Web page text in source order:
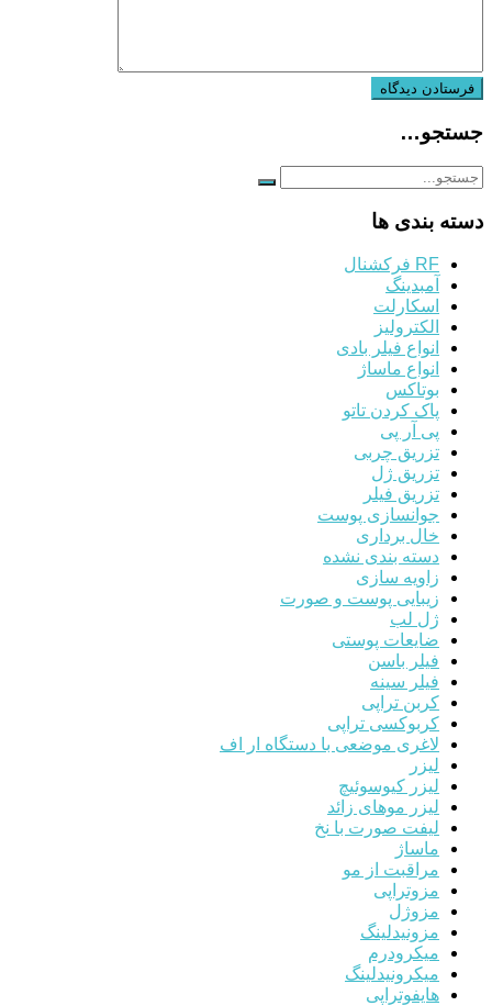
جستجو…
دسته بندی ها
RF فرکشنال
آمبدینگ
اسکارلت
الکترولیز
انواع فیلر بادی
انواع ماساژ
بوتاکس
پاک کردن تاتو
پی آر پی
تزریق چربی
تزریق ژل
تزریق فیلر
جوانسازی پوست
خال برداری
دسته بندی نشده
زاویه سازی
زیبایی پوست و صورت
ژل لب
ضایعات پوستی
فیلر باسن
فیلر سینه
کربن تراپی
کربوکسی تراپی
لاغری موضعی با دستگاه ار اف
لیزر
لیزر کیوسوئیچ
لیزر موهای زائد
لیفت صورت با نخ
ماساژ
مراقبت از مو
مزوتراپی
مزوژل
مزونیدلینگ
میکرودرم
میکرونیدلینگ
هایفوتراپی